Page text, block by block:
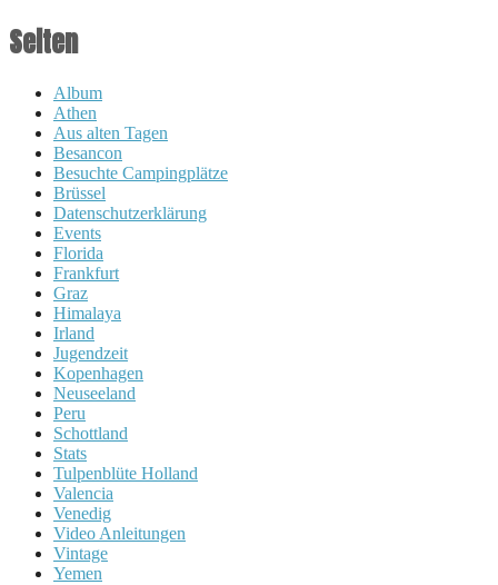
Seiten
Album
Athen
Aus alten Tagen
Besancon
Besuchte Campingplätze
Brüssel
Datenschutzerklärung
Events
Florida
Frankfurt
Graz
Himalaya
Irland
Jugendzeit
Kopenhagen
Neuseeland
Peru
Schottland
Stats
Tulpenblüte Holland
Valencia
Venedig
Video Anleitungen
Vintage
Yemen